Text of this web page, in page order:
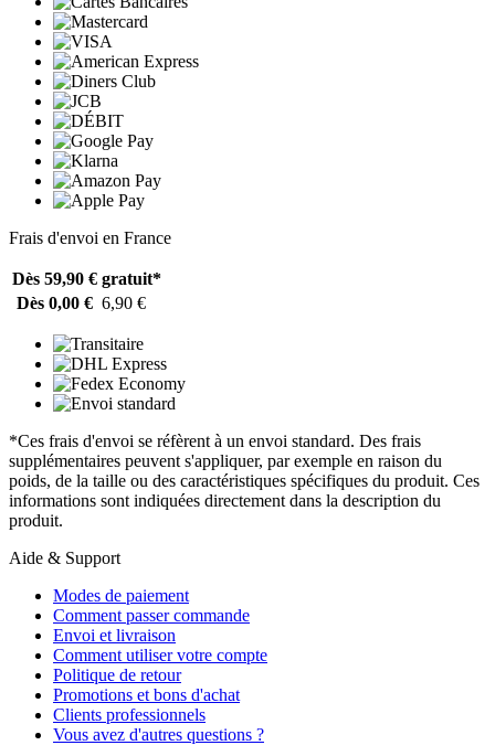
Frais d'envoi en France
Dès 59,90 € gratuit*
Dès 0,00 € 6,90 €
*Ces frais d'envoi se réfèrent à un envoi standard. Des frais
supplémentaires peuvent s'appliquer, par exemple en raison du
poids, de la taille ou des caractéristiques spécifiques du produit. Ces
informations sont indiquées directement dans la description du
produit.
Aide & Support
Modes de paiement
Comment passer commande
Envoi et livraison
Comment utiliser votre compte
Politique de retour
Promotions et bons d'achat
Clients professionnels
Vous avez d'autres questions ?